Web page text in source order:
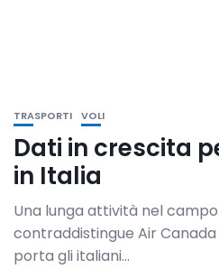
TRASPORTI VOLI
Dati in crescita
in Italia
Una lunga attività nel
contraddistingue Air
porta gli italiani...